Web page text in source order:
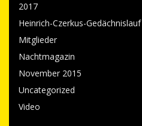
2017
Heinrich-Czerkus-Gedächnislauf
Mitglieder
Nachtmagazin
November 2015
Uncategorized
Video